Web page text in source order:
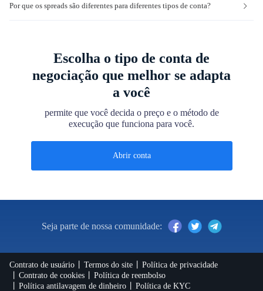
Por que os spreads são diferentes para diferentes tipos de conta?
Escolha o tipo de conta de
negociação que melhor se adapta
a você
permite que você decida o preço e o método de
execução que funciona para você.
Abrir conta
Seja parte de nossa comunidade:
Contrato de usuário Termos do site
Política de privacidade
Contrato de cookies
Política de reembolso
Política antilavagem de dinheiro
Política de KYC